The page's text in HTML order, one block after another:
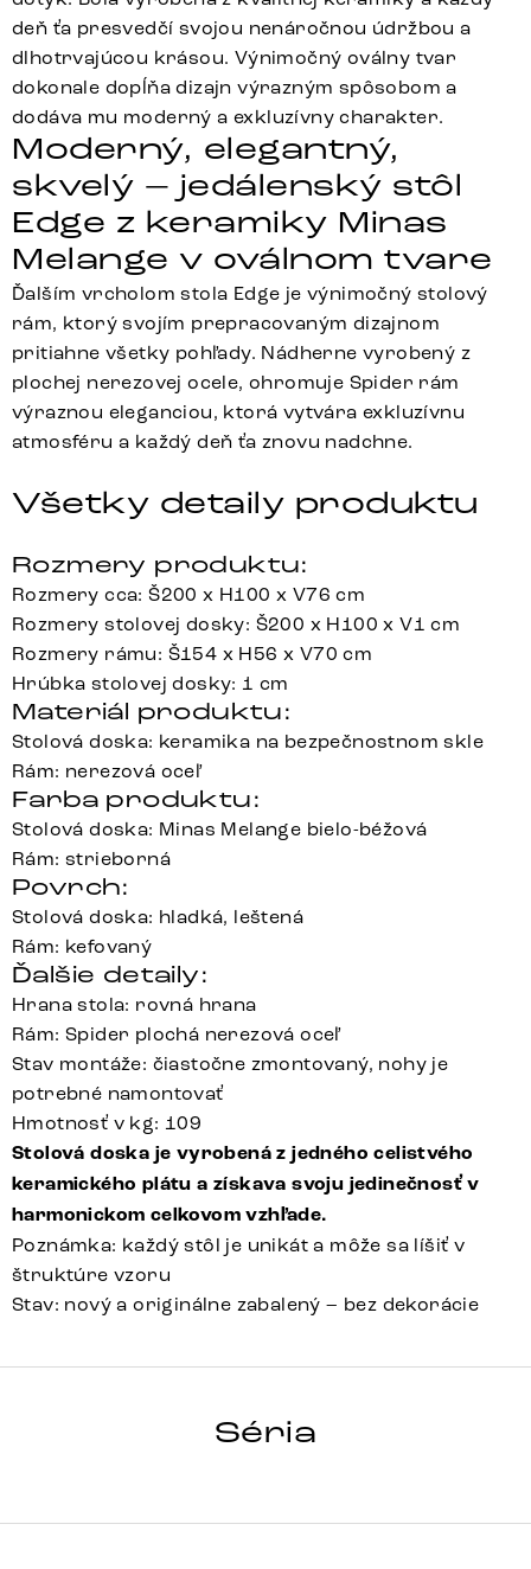
deň ťa presvedčí svojou nenáročnou údržbou a
dlhotrvajúcou krásou. Výnimočný oválny tvar
dokonale dopĺňa dizajn výrazným spôsobom a
dodáva mu moderný a exkluzívny charakter.
Moderný, elegantný,
skvelý – jedálenský stôl
Edge z keramiky Minas
Melange v oválnom tvare
Ďalším vrcholom stola Edge je výnimočný stolový
rám, ktorý svojím prepracovaným dizajnom
pritiahne všetky pohľady. Nádherne vyrobený z
plochej nerezovej ocele, ohromuje Spider rám
výraznou eleganciou, ktorá vytvára exkluzívnu
atmosféru a každý deň ťa znovu nadchne.
Všetky detaily produktu
Rozmery produktu:
Rozmery cca: Š200 x H100 x V76 cm
Rozmery stolovej dosky: Š200 x H100 x V1 cm
Rozmery rámu: Š154 x H56 x V70 cm
Hrúbka stolovej dosky: 1 cm
Materiál produktu:
Stolová doska: keramika na bezpečnostnom skle
Rám: nerezová oceľ
Farba produktu:
Stolová doska: Minas Melange bielo-béžová
Rám: strieborná
Povrch:
Stolová doska: hladká, leštená
Rám: kefovaný
Ďalšie detaily:
Hrana stola: rovná hrana
Rám: Spider plochá nerezová oceľ
Stav montáže: čiastočne zmontovaný, nohy je
potrebné namontovať
Hmotnosť v kg: 109
Stolová doska je vyrobená z jedného celistvého
keramického plátu a získava svoju jedinečnosť v
harmonickom celkovom vzhľade.
Poznámka: každý stôl je unikát a môže sa líšiť v
štruktúre vzoru
Stav: nový a originálne zabalený – bez dekorácie
Séria